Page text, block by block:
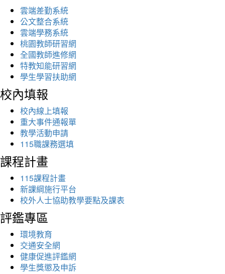
雲端差勤系統
公文整合系統
雲端學務系統
桃園教師研習網
全國教師進修網
特教知能研習網
學生學習扶助網
校內填報
校內線上填報
重大事件通報單
教學活動申請
115職課務選填
課程計畫
115課程計畫
新課綱施行平台
校外人士協助教學要點及課表
評鑑專區
環境教育
交通安全網
健康促進評鑑網
學生獎懲及申訴